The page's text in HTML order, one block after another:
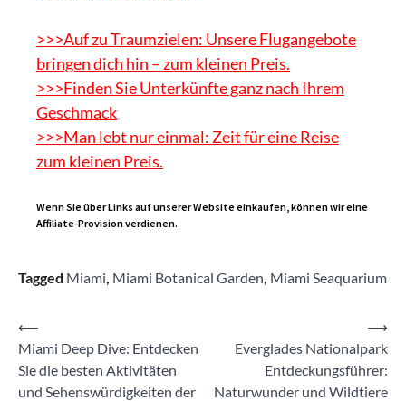
>>>Auf zu Traumzielen: Unsere Flugangebote
bringen dich hin – zum kleinen Preis.
>>>Finden Sie Unterkünfte ganz nach Ihrem
Geschmack
>>>Man lebt nur einmal: Zeit für eine Reise
zum kleinen Preis.
Wenn Sie über Links auf unserer Website einkaufen, können wir eine
Affiliate-Provision verdienen.
Tagged Miami Miami Botanical Garden Miami Seaquarium
Beitragsnavigation
⟵
Miami Deep Dive: Entdecken
Sie die besten Aktivitäten
und Sehenswürdigkeiten der
Everglades Nationalpark
Entdeckungsführer:
Naturwunder und Wildtiere
⟶